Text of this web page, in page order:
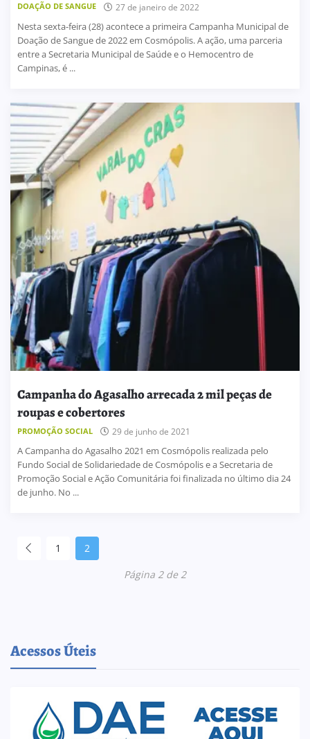
DOAÇÃO DE SANGUE 27 de janeiro de 2022
Nesta sexta-feira (28) acontece a primeira Campanha Municipal de
Doação de Sangue de 2022 em Cosmópolis. A ação, uma parceria
entre a Secretaria Municipal de Saúde e o Hemocentro de
Campinas, é ...
Campanha do Agasalho arrecada 2 mil peças de
roupas e cobertores
PROMOÇÃO SOCIAL 29 de junho de 2021
A Campanha do Agasalho 2021 em Cosmópolis realizada pelo
Fundo Social de Solidariedade de Cosmópolis e a Secretaria de
Promoção Social e Ação Comunitária foi finalizada no último dia 24
de junho. No ...
1
2
Página 2 de 2
Acessos Úteis